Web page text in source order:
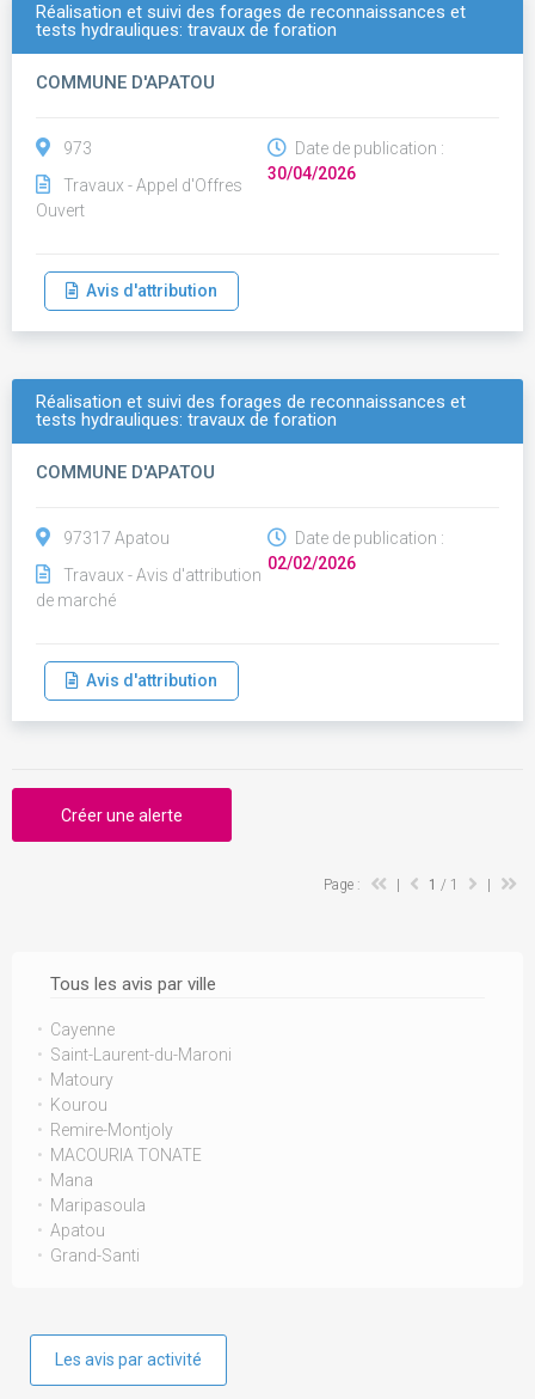
Tous les avis par ville
Cayenne
Saint-Laurent-du-Maroni
Matoury
Kourou
Remire-Montjoly
MACOURIA TONATE
Mana
Maripasoula
Apatou
Grand-Santi
Les avis par activité
Réalisation et suivi des forages de reconnaissances et
tests hydrauliques: travaux de foration
COMMUNE D'APATOU
973
Travaux - Appel d'Offres
Ouvert
Date de publication :
30/04/2026
Avis d'attribution
Réalisation et suivi des forages de reconnaissances et
tests hydrauliques: travaux de foration
COMMUNE D'APATOU
97317 Apatou
Travaux - Avis d'attribution
de marché
Date de publication :
02/02/2026
Avis d'attribution
Créer une alerte
Page : 1 / 1